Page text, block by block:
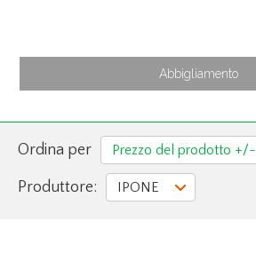
Abbigliamento
Ordina per Prezzo del prodotto +/-
Produttore: IPONE